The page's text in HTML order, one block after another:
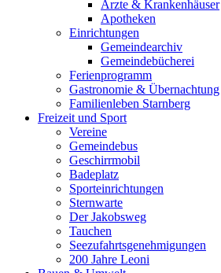
Ärzte & Krankenhäuser
Apotheken
Einrichtungen
Gemeindearchiv
Gemeindebücherei
Ferienprogramm
Gastronomie & Übernachtung
Familienleben Starnberg
Freizeit und Sport
Vereine
Gemeindebus
Geschirrmobil
Badeplatz
Sporteinrichtungen
Sternwarte
Der Jakobsweg
Tauchen
Seezufahrtsgenehmigungen
200 Jahre Leoni